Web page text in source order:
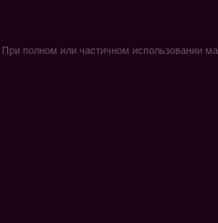
При полном или частичном использовании